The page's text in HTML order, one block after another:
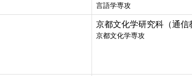
言語学専攻
京都文化学研究科（通信
京都文化学専攻